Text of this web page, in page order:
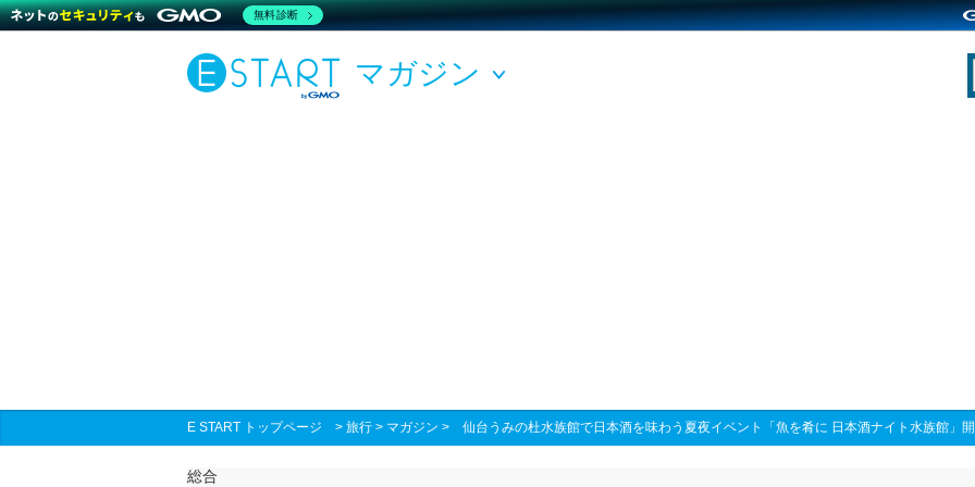
マガジン
E START トップページ > 旅行 > マガジン > 仙台うみの杜水族館で日本酒を味わう夏夜イベント「魚を肴に 日本酒ナイト水族館」
総合
無料診断